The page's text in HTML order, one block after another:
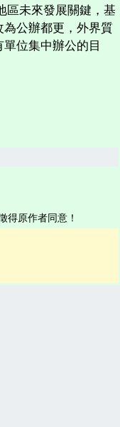
區未來發展關鍵，基
公辦都更，外界質
位集中辦公的目
得原作者同意！